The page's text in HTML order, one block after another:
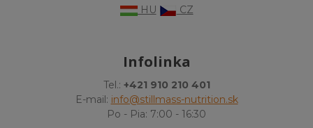
HU CZ
Infolinka
Tel.: +421 910 210 401
E-mail: info@stillmass-nutrition.sk
Po - Pia: 7:00 - 16:30